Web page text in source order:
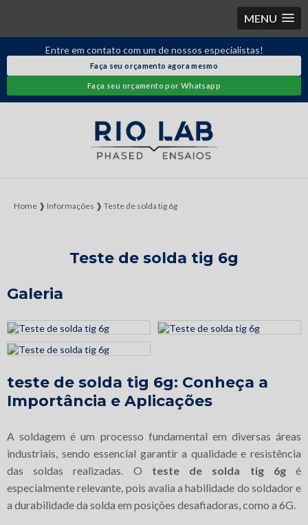
MENU
Entre em contato com um de nossos especialistas!
Faça seu orçamento agora mesmo
Faça seu orçamento por Whatsapp
Home ❱ Informações ❱ Teste de solda tig 6g
Teste de solda tig 6g
Galeria
teste de solda tig 6g: Conheça a
Importância e Aplicações
A soldagem é um processo fundamental em diversas áreas
industriais, sendo essencial garantir a qualidade e resistência
das soldas realizadas. O teste de solda tig 6gé
especialmente relevante, pois avalia a habilidade do soldador e
a durabilidade da solda em posições desafiadoras, como a 6G.